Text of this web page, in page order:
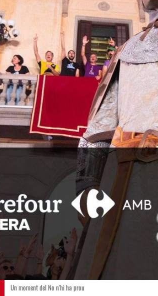
Un moment del No n'hi ha prou